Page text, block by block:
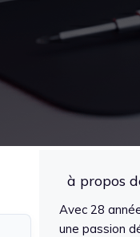
à propos
Avec 28
une passion